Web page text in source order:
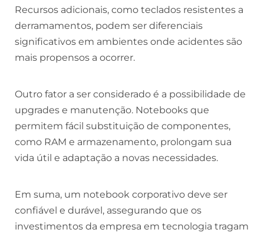
Recursos adicionais, como teclados resistentes a
derramamentos, podem ser diferenciais
significativos em ambientes onde acidentes são
mais propensos a ocorrer.
Outro fator a ser considerado é a possibilidade de
upgrades e manutenção. Notebooks que
permitem fácil substituição de componentes,
como RAM e armazenamento, prolongam sua
vida útil e adaptação a novas necessidades.
Em suma, um notebook corporativo deve ser
confiável e durável, assegurando que os
investimentos da empresa em tecnologia tragam